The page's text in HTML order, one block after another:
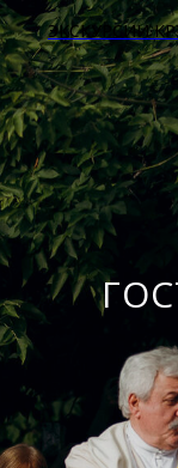
ЭКСКУРСИИ